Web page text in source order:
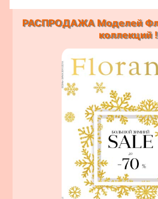
РАСПРОДАЖА Моделей
коллекций